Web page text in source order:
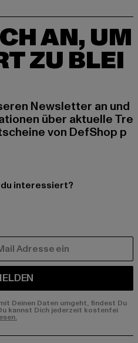
AN, UM
ZU BLEI
Newsletter an und
über aktuelle Tre
von DefShop p
interessiert?
Deinen Daten umgeht, findest Du
kannst Dich jederzeit kostenfei